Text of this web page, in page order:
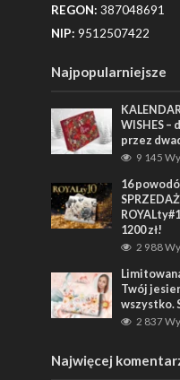
REGON: 387048691
NIP: 9512507422
Najpopularniejsze
WISHES –
przez
9 145
16
1200 zł!
2 988
Twój
wszystko.
2 837
Najwięcej